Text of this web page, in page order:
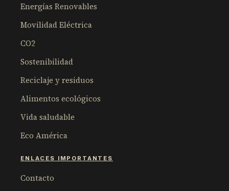
Energías Renovables
Movilidad Eléctrica
CO2
Sostenibilidad
Reciclaje y residuos
Alimentos ecológicos
Vida saludable
Eco América
ENLACES IMPORTANTES
Contacto